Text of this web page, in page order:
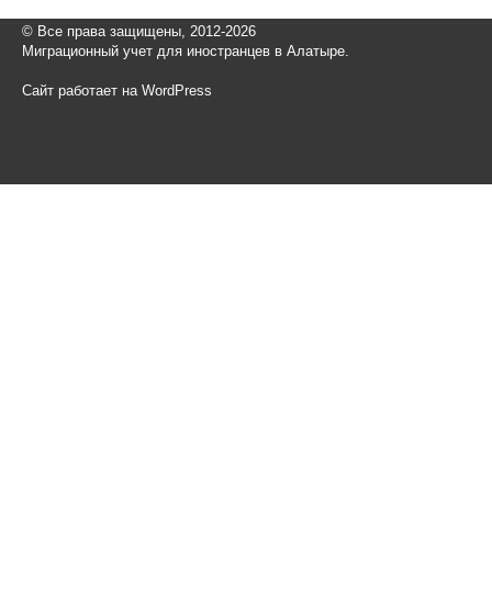
© Все права защищены, 2012-2026
Миграционный учет для иностранцев в Алатыре.
Сайт работает на WordPress